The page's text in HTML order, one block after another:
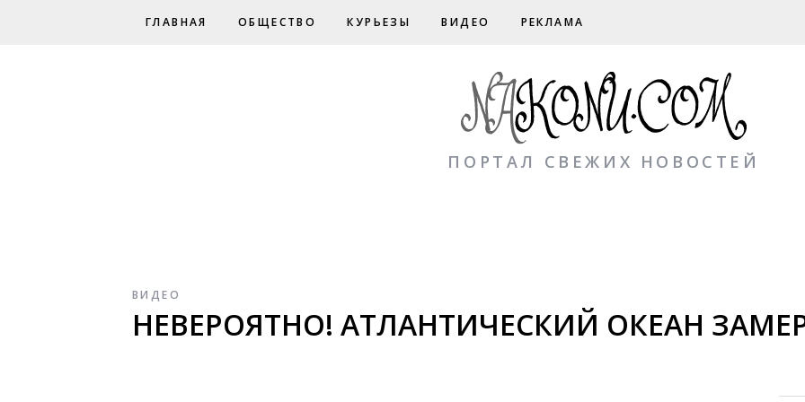
ГЛАВНАЯ ОБЩЕСТВО КУРЬЕЗЫ ВИДЕО РЕКЛАМА
ПОРТАЛ СВЕЖИХ НОВОСТЕЙ
ВИДЕО
НЕВЕРОЯТНО! АТЛАНТИЧЕСКИЙ ОКЕАН